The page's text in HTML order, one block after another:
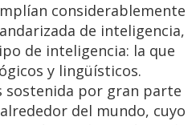
considerablemente
de inteligencia,
de inteligencia: la que
y lingüísticos.
sostenida por gran parte
del mundo, cuyo